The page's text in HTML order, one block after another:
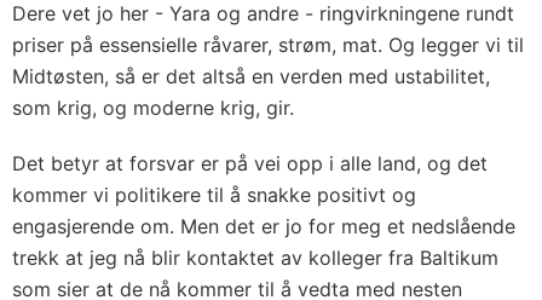
Dere vet jo her - Yara og andre - ringvirkningene rundt
priser på essensielle råvarer, strøm, mat. Og legger vi til
Midtøsten, så er det altså en verden med ustabilitet,
som krig, og moderne krig, gir.
Det betyr at forsvar er på vei opp i alle land, og det
kommer vi politikere til å snakke positivt og
engasjerende om. Men det er jo for meg et nedslående
trekk at jeg nå blir kontaktet av kolleger fra Baltikum
som sier at de nå kommer til å vedta med nesten